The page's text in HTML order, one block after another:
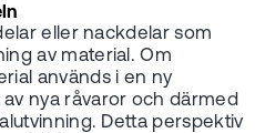
eller nackdelar som
av material. Om
används i en ny
nya råvaror och därmed
Detta perspektiv